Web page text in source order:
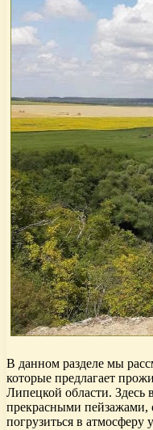
В данном разделе мы
которые предлагает
Липецкой области. Здесь
прекрасными
погрузиться в атмосферу